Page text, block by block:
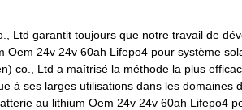
Ltd garantit toujours que notre travail de
24v 24v 60ah Lifepo4 pour système
co., Ltd a maîtrisé la méthode la plus
à ses larges utilisations dans les domaines
au lithium Oem 24v 24v 60ah Lifepo4